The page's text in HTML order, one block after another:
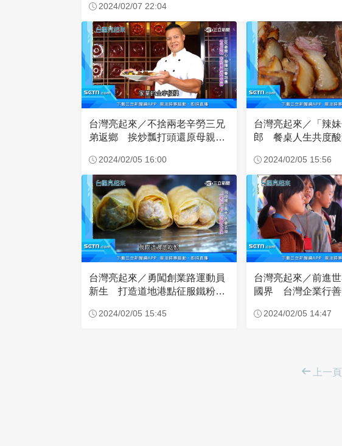
2024/02/07 22:04
台灣亮起來／不捨兩老辛勞三兄
弟返鄉 挨炒瓢打頭還原母親拿
2024/02/05 16:00
台灣亮起來／「辣
郎 餐桌人生共度酸
2024/02/05 15:56
台灣亮起來／勇闖創業路運動員
新生 打造道地港點征服鐵粉舌
2024/02/05 15:45
台灣亮起來／前進
國界 台灣企業行善
2024/02/05 14:47
上一頁